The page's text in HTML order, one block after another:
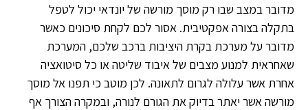
מדובר במצב שבו רק מוסך מורשה של יונדאי יכול לטפל
בתקלה בצורה אפקטיבית. אסור לכם לקחת סיכונים כאשר
מדובר על מערכת בקרת היציבות ברכב שלכם, המערכת
שאחראית למנוע מצבים של איבוד שליטה או כל סיטואציה
אחרת אשר עלולה לגרום לתאונה. לכן מוטב כי תפנו אל מוסך
מורשה אשר יאתר בדיוק את הגורם לנורה, ובמקרה הצורך אף